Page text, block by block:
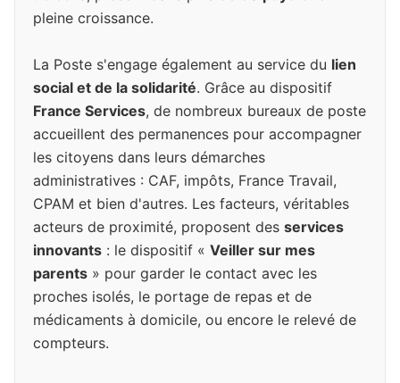
pleine croissance.
La Poste s'engage également au service du lien
social et de la solidarité. Grâce au dispositif
France Services, de nombreux bureaux de poste
accueillent des permanences pour accompagner
les citoyens dans leurs démarches
administratives : CAF, impôts, France Travail,
CPAM et bien d'autres. Les facteurs, véritables
acteurs de proximité, proposent des services
innovants : le dispositif « Veiller sur mes
parents » pour garder le contact avec les
proches isolés, le portage de repas et de
médicaments à domicile, ou encore le relevé de
compteurs.